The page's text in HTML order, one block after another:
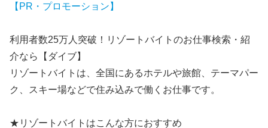
【PR・プロモーション】
利用者数25万人突破！リゾートバイトのお仕事検索・紹
介なら【ダイブ】
リゾートバイトは、全国にあるホテルや旅館、テーマパー
ク、スキー場などで住み込みで働くお仕事です。
★リゾートバイトはこんな方におすすめ